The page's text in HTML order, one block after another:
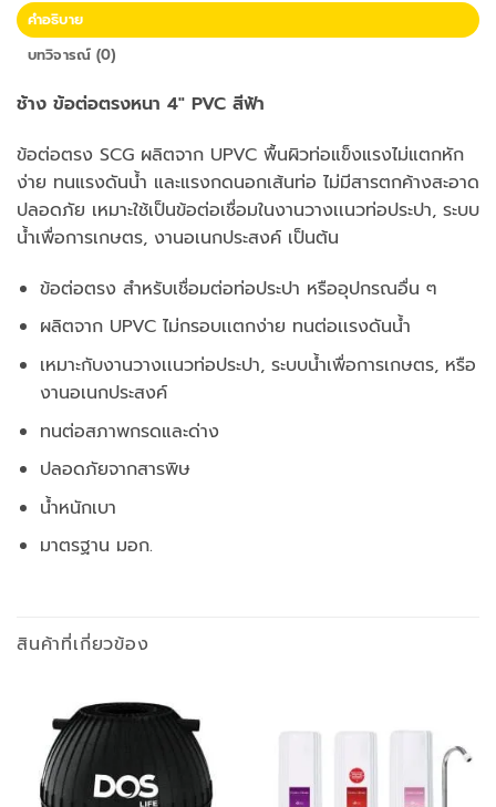
คำอธิบาย
บทวิจารณ์ (0)
ช้าง ข้อต่อตรงหนา 4″ PVC สีฟ้า
ข้อต่อตรง SCG ผลิตจาก UPVC พื้นผิวท่อแข็งแรงไม่แตกหัก
ง่าย ทนแรงดันน้ำ และแรงกดนอกเส้นท่อ ไม่มีสารตกค้างสะอาด
ปลอดภัย เหมาะใช้เป็นข้อต่อเชื่อมในงานวางเเนวท่อประปา, ระบบ
น้ำเพื่อการเกษตร, งานอเนกประสงค์ เป็นต้น
ข้อต่อตรง สำหรับเชื่อมต่อท่อประปา หรืออุปกรณอื่น ๆ
ผลิตจาก UPVC ไม่กรอบเเตกง่าย ทนต่อเเรงดันน้ำ
เหมาะกับงานวางเเนวท่อประปา, ระบบน้ำเพื่อการเกษตร, หรือ
งานอเนกประสงค์
ทนต่อสภาพกรดและด่าง
ปลอดภัยจากสารพิษ
น้ำหนักเบา
มาตรฐาน มอก.
สินค้าที่เกี่ยวข้อง